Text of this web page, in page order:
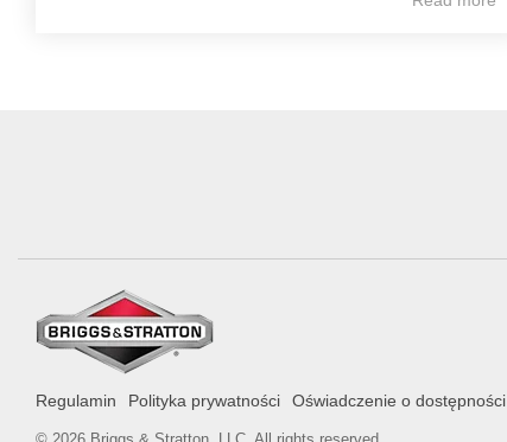
Regulamin Polityka prywatności Oświadczenie o dostępności